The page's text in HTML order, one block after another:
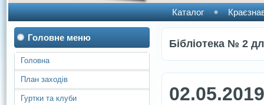
Каталог
Головне меню
Головна
План заходів
Гуртки та клуби
Бібліотека № 2
02.05.2019